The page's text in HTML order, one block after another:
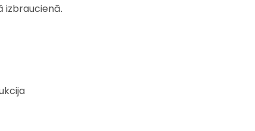
izbraucienā.